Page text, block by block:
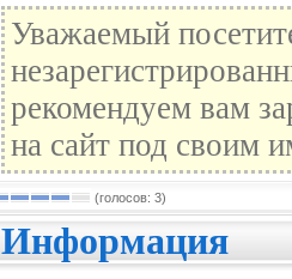
Уважаемый
рекомендуем вам
на сайт под своим
(голосов: 3)
Информация